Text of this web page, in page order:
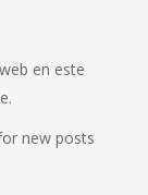
en este
new posts